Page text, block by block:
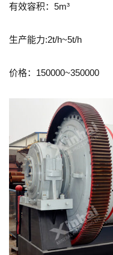
有效容积：5m³
生产能力:2t/h~5t/h
价格：150000~350000